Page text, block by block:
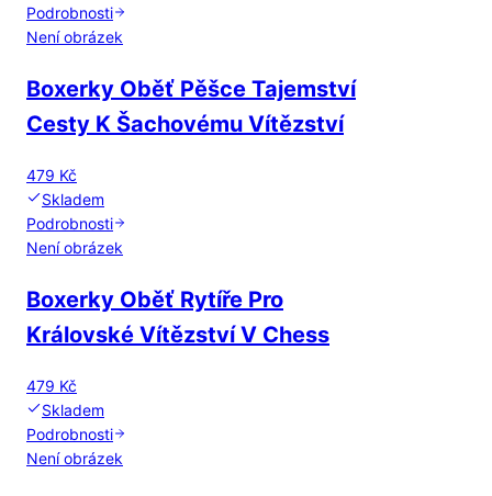
Podrobnosti
Není obrázek
Boxerky Oběť Pěšce Tajemství
Cesty K Šachovému Vítězství
479 Kč
Skladem
Podrobnosti
Není obrázek
Boxerky Oběť Rytíře Pro
Královské Vítězství V Chess
479 Kč
Skladem
Podrobnosti
Není obrázek